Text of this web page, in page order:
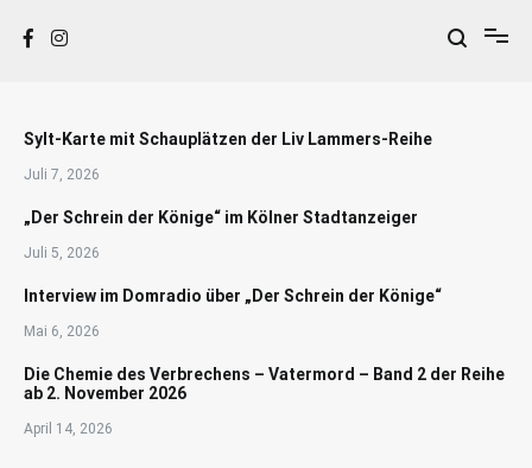
Sylt-Karte mit Schauplätzen der Liv Lammers-Reihe
Juli 7, 2026
„Der Schrein der Könige“ im Kölner Stadtanzeiger
Juli 5, 2026
Interview im Domradio über „Der Schrein der Könige“
Mai 6, 2026
Die Chemie des Verbrechens – Vatermord – Band 2 der Reihe
ab 2. November 2026
April 14, 2026